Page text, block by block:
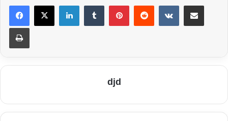
LinkedIn VKontakte
Drucken
djd